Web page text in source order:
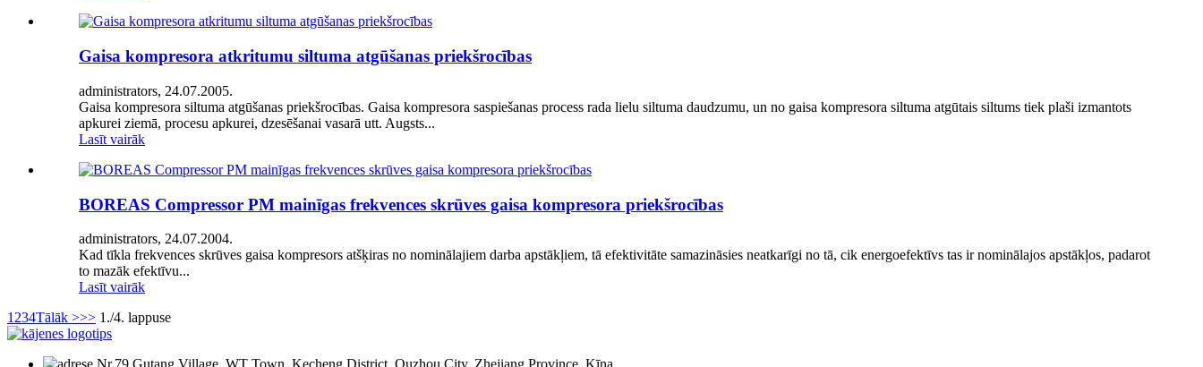
Gaisa kompresora atkritumu siltuma atgūšanas priekšrocības
administrators, 24.07.2005.
Gaisa kompresora siltuma atgūšanas priekšrocības. Gaisa kompresora saspiešanas process rada lielu siltuma daudzumu, un no gaisa kompresora siltuma atgūtais siltums tiek plaši izmantots
apkurei ziemā, procesu apkurei, dzesēšanai vasarā utt. Augsts...
Lasīt vairāk
BOREAS Compressor PM mainīgas frekvences skrūves gaisa kompresora priekšrocības
administrators, 24.07.2004.
Kad tīkla frekvences skrūves gaisa kompresors atšķiras no nominālajiem darba apstākļiem, tā efektivitāte samazināsies neatkarīgi no tā, cik energoefektīvs tas ir nominālajos apstākļos, padarot
to mazāk efektīvu...
Lasīt vairāk
1 234Tālāk >>> 1./4. lappuse